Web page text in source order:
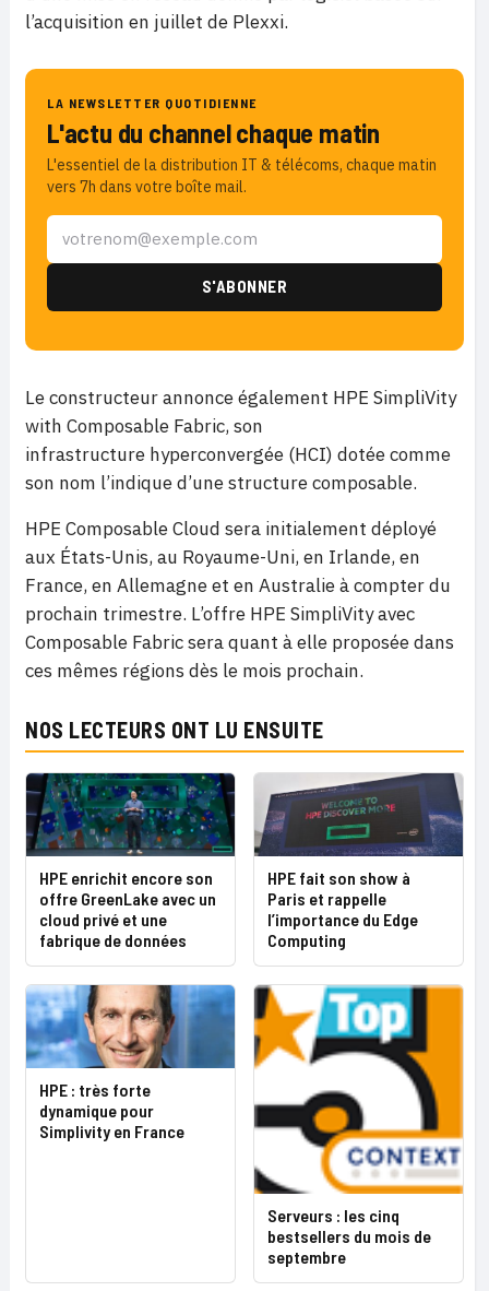
l’acquisition en juillet de Plexxi.
LA NEWSLETTER QUOTIDIENNE
L'actu du channel chaque matin
L'essentiel de la distribution IT & télécoms, chaque matin
vers 7h dans votre boîte mail.
Le constructeur annonce également HPE SimpliVity
with Composable Fabric, son
infrastructure hyperconvergée (HCI) dotée comme
son nom l’indique d’une structure composable.
HPE Composable Cloud sera initialement déployé
aux États-Unis, au Royaume-Uni, en Irlande, en
France, en Allemagne et en Australie à compter du
prochain trimestre. L’offre HPE SimpliVity avec
Composable Fabric sera quant à elle proposée dans
ces mêmes régions dès le mois prochain.
NOS LECTEURS ONT LU ENSUITE
HPE enrichit encore son
offre GreenLake avec un
cloud privé et une
fabrique de données
HPE fait son show à
Paris et rappelle
l’importance du Edge
Computing
HPE : très forte
dynamique pour
Simplivity en France
Serveurs : les cinq
bestsellers du mois de
septembre